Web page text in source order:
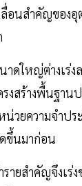
อนสำคัญของอุ
ดใหญ่ต่างเร่ง
รงสร้างพื้นฐา
น่วยความจำป
ขึ้นมาก่อน
ายสำคัญจึงเร่